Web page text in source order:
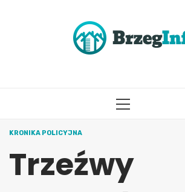
PRIMARY
KRONIKA POLICYJNA
Trzeźwy